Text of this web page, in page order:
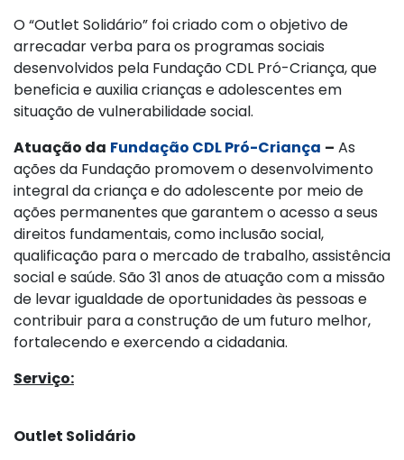
O “Outlet Solidário” foi criado com o objetivo de
arrecadar verba para os programas sociais
desenvolvidos pela Fundação CDL Pró-Criança, que
beneficia e auxilia crianças e adolescentes em
situação de vulnerabilidade social.
Atuação da Fundação CDL Pró-Criança – As
ações da Fundação promovem o desenvolvimento
integral da criança e do adolescente por meio de
ações permanentes que garantem o acesso a seus
direitos fundamentais, como inclusão social,
qualificação para o mercado de trabalho, assistência
social e saúde. São 31 anos de atuação com a missão
de levar igualdade de oportunidades às pessoas e
contribuir para a construção de um futuro melhor,
fortalecendo e exercendo a cidadania.
Serviço:
Outlet Solidário